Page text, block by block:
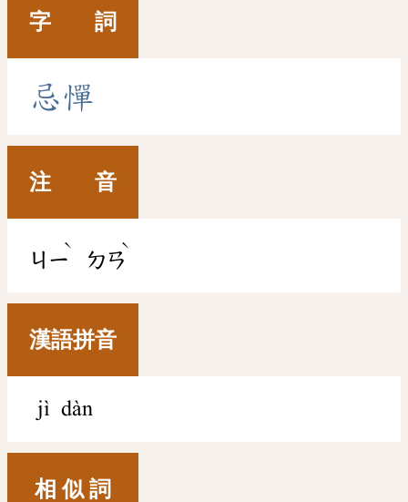
字 詞
忌憚
注 音
ㄐㄧ
ˋ
ㄉㄢ
ˋ
漢語拼音
jì dàn
相 似 詞